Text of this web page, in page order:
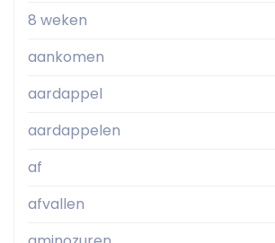
8 weken
aankomen
aardappel
aardappelen
af
afvallen